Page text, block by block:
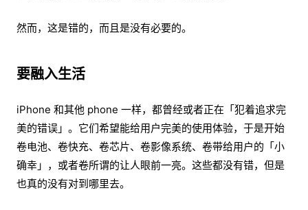
然而，这是错的，而且是没有必要的。
要融入生活
iPhone 和其他 phone 一样，都曾经或者正在「犯着追求完
美的错误」。它们希望能给用户完美的使用体验，于是开始
卷电池、卷快充、卷芯片、卷影像系统、卷带给用户的「小
确幸」，或者卷所谓的让人眼前一亮。这些都没有错，但是
也真的没有对到哪里去。